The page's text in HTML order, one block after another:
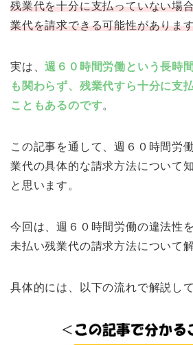
残業代を十分に支払っていない場
業代を請求できる可能性がありま
実は、週６０時間労働という長時
も関わらず、残業代すら十分に支
こともあるのです。
この記事を通して、週６０時間労
業代の具体的な請求方法について
と思います。
今回は、週６０時間労働の違法性
未払い残業代の請求方法について
具体的には、以下の流れで解説し